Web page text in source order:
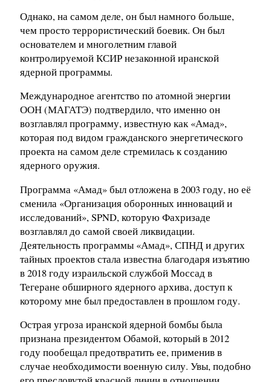
Однако, на самом деле, он был намного больше,
чем просто террористический боевик. Он был
основателем и многолетним главой
контролируемой КСИР незаконной иранской
ядерной программы.
Международное агентство по атомной энергии
ООН (МАГАТЭ) подтвердило, что именно он
возглавлял программу, известную как «Амад»,
которая под видом гражданского энергетического
проекта на самом деле стремилась к созданию
ядерного оружия.
Программа «Амад» был отложена в 2003 году, но её
сменила «Организация оборонных инноваций и
исследований», SPND, которую Фахризаде
возглавлял до самой своей ликвидации.
Деятельность программы «Амад», СПНД и других
тайных проектов стала известна благодаря изъятию
в 2018 году израильской службой Моссад в
Тегеране обширного ядерного архива, доступ к
которому мне был предоставлен в прошлом году.
Острая угроза иранской ядерной бомбы была
признана президентом Обамой, который в 2012
году пообещал предотвратить ее, применив в
случае необходимости военную силу. Увы, подобно